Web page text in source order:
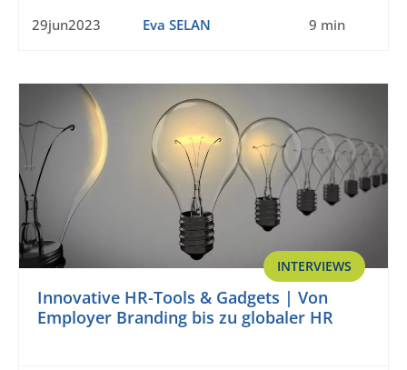
29jun2023 Eva SELAN 9 min
INTERVIEWS
Innovative HR-Tools & Gadgets | Von
Employer Branding bis zu globaler HR